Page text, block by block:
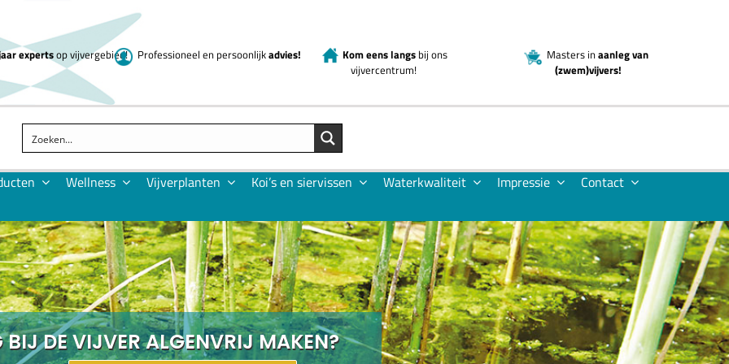
expertsop vijvergebied! Professioneel en persoonlijkadvies! Kom eens langs bij ons
vijvercentrum!
Masters inaanleg van
(zwem)vijvers!
Wellness Vijverplanten Koi’s en siervissen Waterkwaliteit Impressie
Contact
BIJ DE VIJVER ALGENVRIJ MAKEN?